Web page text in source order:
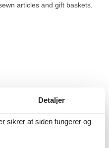
articles and gift baskets.
calves, dogs, cats,
Detaljer
sikrer at siden fungerer og